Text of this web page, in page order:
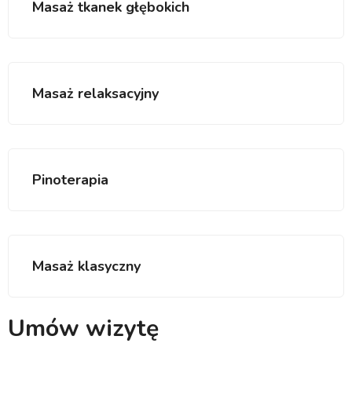
Masaż tkanek głębokich
Masaż relaksacyjny
Pinoterapia
Masaż klasyczny
Umów wizytę